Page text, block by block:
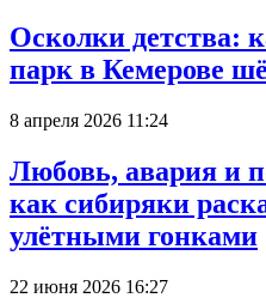
Осколки детства:
парк в Кемерове
8 апреля 2026 11:24
Любовь, авария и
как сибиряки
улётными гонками
22 июня 2026 16:27